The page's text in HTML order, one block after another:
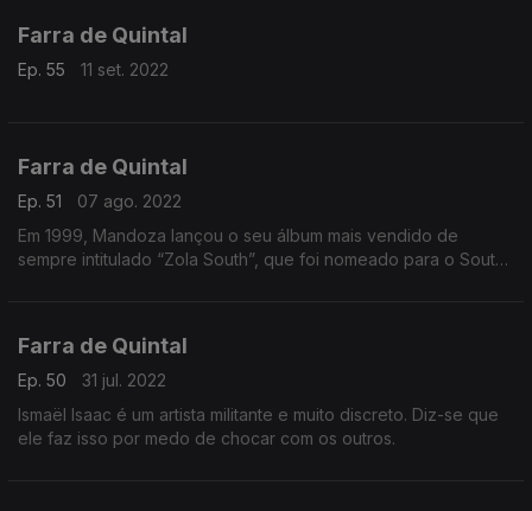
Farra de Quintal
Ep. 55 11 set. 2022
Farra de Quintal
Ep. 51
07 ago. 2022
Em 1999, Mandoza lançou o seu álbum mais vendido de
sempre intitulado “Zola South”, que foi nomeado para o South
Farra de Quintal
Ep. 50
31 jul. 2022
Ismaël Isaac é um artista militante e muito discreto. Diz-se que
ele faz isso por medo de chocar com os outros.